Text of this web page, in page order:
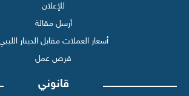
للإعلان
أرسل مقالة
أسعار العملات مقابل الدينار
فرص عمل
قانوني